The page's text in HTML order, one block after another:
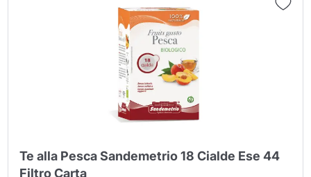
Te alla Pesca Sandemetrio 18 Cialde Ese 44
Filtro Carta